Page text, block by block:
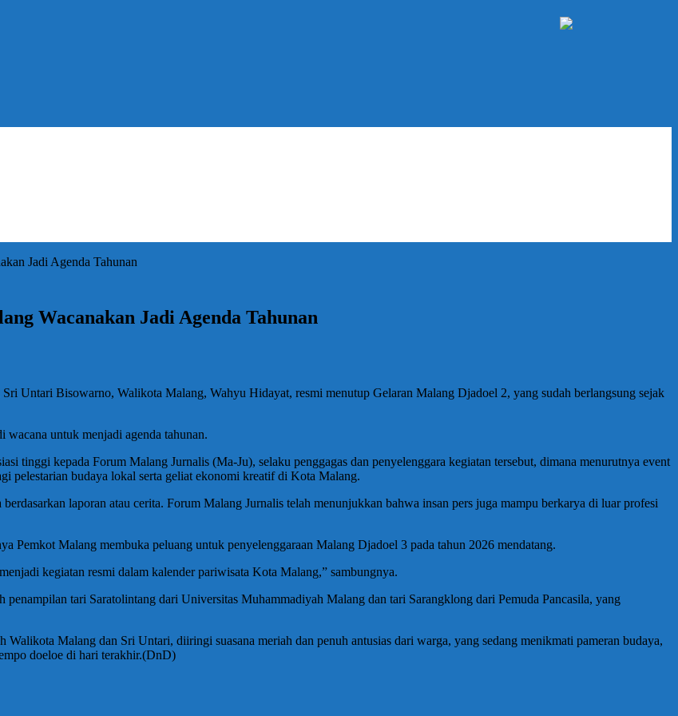
Jadi Agenda Tahunan
Wacanakan Jadi Agenda Tahunan
Untari Bisowarno, Walikota Malang, Wahyu Hidayat, resmi menutup Gelaran Malang Djadoel 2, yang sudah berlangsung sejak
wacana untuk menjadi agenda tahunan.
tinggi kepada Forum Malang Jurnalis (Ma-Ju), selaku penggagas dan penyelenggara kegiatan tersebut, dimana menurutnya event
pelestarian budaya lokal serta geliat ekonomi kreatif di Kota Malang.
laporan atau cerita. Forum Malang Jurnalis telah menunjukkan bahwa insan pers juga mampu berkarya di luar profesi
Pemkot Malang membuka peluang untuk penyelenggaraan Malang Djadoel 3 pada tahun 2026 mendatang.
kegiatan resmi dalam kalender pariwisata Kota Malang,” sambungnya.
tari Saratolintang dari Universitas Muhammadiyah Malang dan tari Sarangklong dari Pemuda Pancasila, yang
Malang dan Sri Untari, diiringi suasana meriah dan penuh antusias dari warga, yang sedang menikmati pameran budaya,
doeloe di hari terakhir.(DnD)